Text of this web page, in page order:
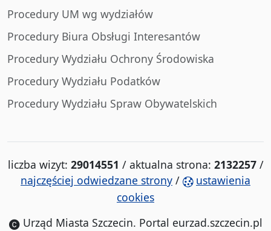
Procedury UM wg wydziałów
Procedury Biura Obsługi Interesantów
Procedury Wydziału Ochrony Środowiska
Procedury Wydziału Podatków
Procedury Wydziału Spraw Obywatelskich
liczba wizyt: 29014551 / aktualna strona: 2132257/
najczęściej odwiedzane strony /
ustawienia
cookies
Urząd Miasta Szczecin. Portal eurzad.szczecin.pl